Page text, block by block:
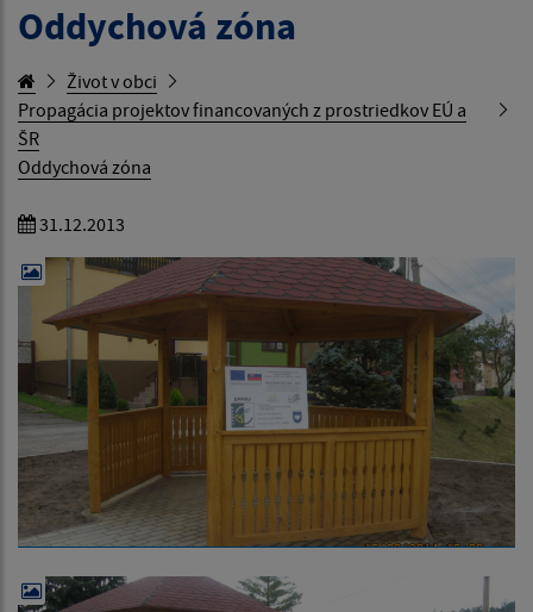
Oddychová zóna
Život v obci
Propagácia projektov financovaných z prostriedkov EÚ a
ŠR
Oddychová zóna
31.12.2013